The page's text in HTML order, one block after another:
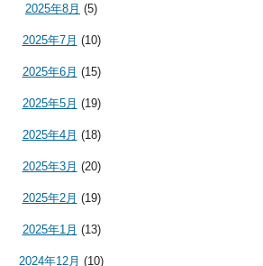
2025年8月 (5)
2025年7月 (10)
2025年6月 (15)
2025年5月 (19)
2025年4月 (18)
2025年3月 (20)
2025年2月 (19)
2025年1月 (13)
2024年12月 (10)